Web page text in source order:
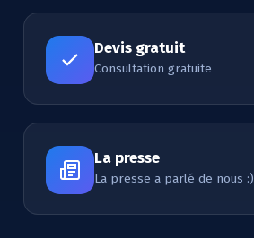
Devis gratuit
Consultation gratuite
La presse
La presse a parlé de nous :)